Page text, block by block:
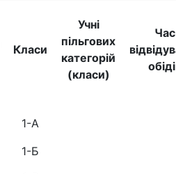
Класи
Учні
пільгових
категорій
(класи)
Час
1-А
1-Б